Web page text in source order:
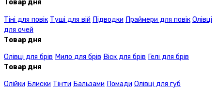
Товар дня
Тіні для повік Туші для вій Підводки Праймери для повік Олівці
для очей
Товар дня
Олівці для брів Мило для брів Віск для брів Гелі для брів
Товар дня
Олійки Блиски Тінти Бальзами Помади Олівці для губ